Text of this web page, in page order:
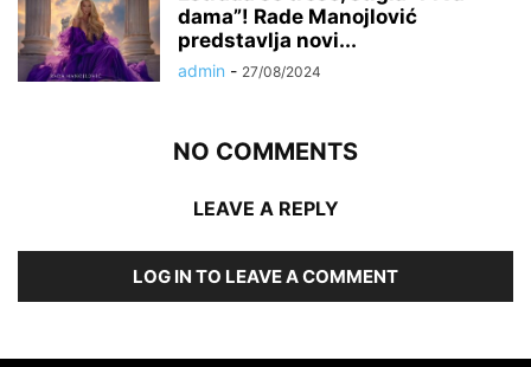
dama”! Rade Manojlović
predstavlja novi...
admin - 27/08/2024
NO COMMENTS
LEAVE A REPLY
LOG IN TO LEAVE A COMMENT